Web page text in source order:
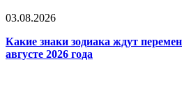
03.08.2026
Какие знаки зодиака ждут
августе 2026 года